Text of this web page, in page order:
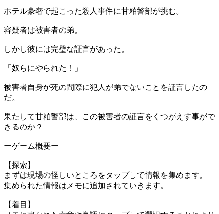
ホテル豪奢で起こった殺人事件に甘粕警部が挑む。
容疑者は被害者の弟。
しかし彼には完璧な証言があった。
「奴らにやられた！」
被害者自身が死の間際に犯人が弟でないことを証言したの
だ。
果たして甘粕警部は、この被害者の証言をくつがえす事がで
きるのか？
ーゲーム概要ー
【探索】
まずは現場の怪しいところをタップして情報を集めます。
集められた情報はメモに追加されていきます。
【着目】